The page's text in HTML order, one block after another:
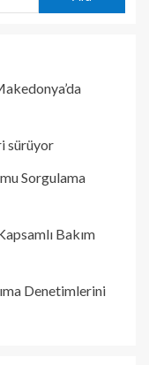
sürüyor
Sorgulama
Bakım
Denetimlerini